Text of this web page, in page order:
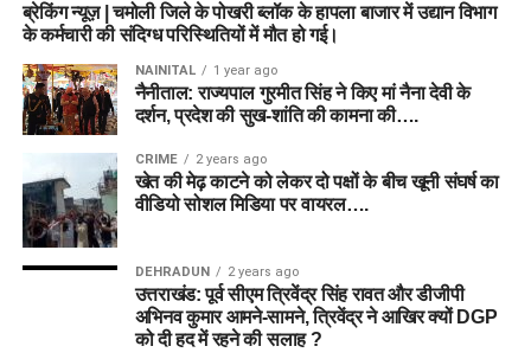
ब्रेकिंग न्यूज़ | चमोली जिले के पोखरी ब्लॉक के हापला बाजार में उद्यान विभाग
के कर्मचारी की संदिग्ध परिस्थितियों में मौत हो गई।
NAINITAL 1 year ago
नैनीताल: राज्यपाल गुरमीत सिंह ने किए मां नैना देवी के
दर्शन, प्रदेश की सुख-शांति की कामना की….
CRIME 2 years ago
खेत की मेढ़ काटने को लेकर दो पक्षों के बीच खूनी संघर्ष का
वीडियो सोशल मिडिया पर वायरल….
DEHRADUN 2 years ago
उत्तराखंड: पूर्व सीएम त्रिवेंद्र सिंह रावत और डीजीपी
अभिनव कुमार आमने-सामने, त्रिवेंद्र ने आखिर क्यों DGP
को दी हद में रहने की सलाह ?